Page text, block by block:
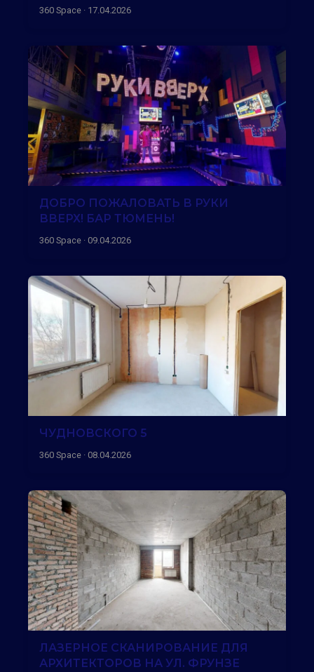
360 Space · 17.04.2026
ДОБРО ПОЖАЛОВАТЬ В РУКИ
ВВЕРХ! БАР ТЮМЕНЬ!
360 Space · 09.04.2026
ЧУДНОВСКОГО 5
360 Space · 08.04.2026
ЛАЗЕРНОЕ СКАНИРОВАНИЕ ДЛЯ
АРХИТЕКТОРОВ НА УЛ. ФРУНЗЕ